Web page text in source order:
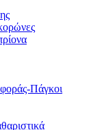
Πάγκοι